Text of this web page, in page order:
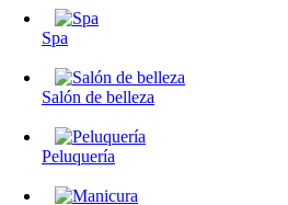
Spa
Salón de belleza
Peluquería